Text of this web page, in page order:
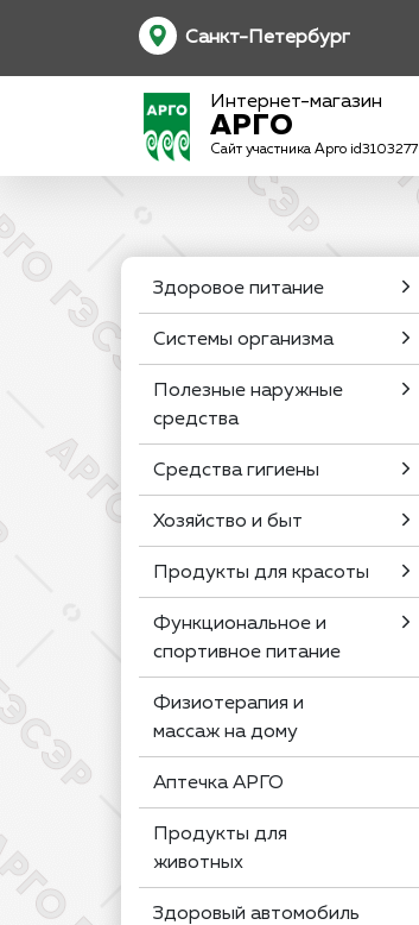
Санкт-Петербург
Интернет-магазин
АРГО
Сайт участника Арго id3103277
Здоровое питание
Системы организма
Полезные наружные
средства
Средства гигиены
Хозяйство и быт
Продукты для красоты
Функциональное и
спортивное питание
Физиотерапия и
массаж на дому
Аптечка АРГО
Продукты для
животных
Здоровый автомобиль